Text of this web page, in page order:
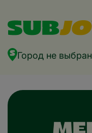
Город не выбран